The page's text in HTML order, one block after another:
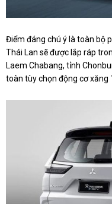
Điểm đáng chú ý là toàn bộ
Thái Lan sẽ được lắp ráp
Laem Chabang, tỉnh
toàn tùy chọn động cơ xăng